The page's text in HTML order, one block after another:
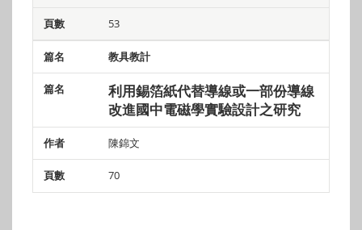
53
教具教計
利用錫箔紙代替導線或一部份導線
改進國中電磁學實驗設計之研究
陳錦文
70